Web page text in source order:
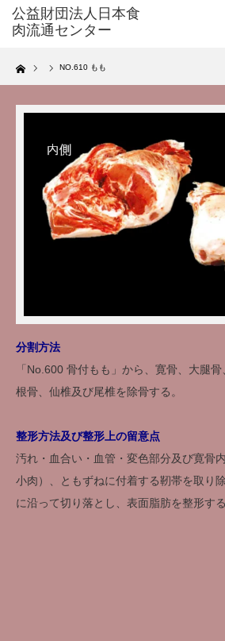
Home NO.610 もも
分割方法
「No.600 骨付もも」から、寛骨、大腿
根骨、仙椎及び尾椎を除骨する。
整形方法及び整形上の留意点
汚れ・血合い・血管・変色部分及び寛骨
小肉）、ともずねに付着する靭帯を取り
に沿って切り落とし、表面脂肪を整形する